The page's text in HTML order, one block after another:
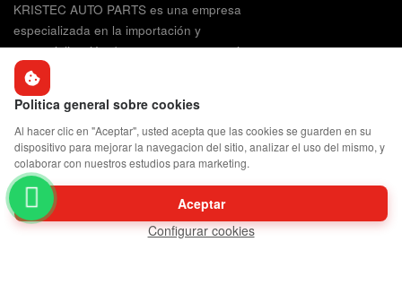
Politica general sobre cookies
Al hacer clic en "Aceptar", usted acepta que las cookies se guarden en su
dispositivo para mejorar la navegacion del sitio, analizar el uso del mismo, y
colaborar con nuestros estudios para marketing.
Aceptar
Configurar cookies
KRISTEC AUTO PARTS es una empresa
especializada en la importación y
comercialización de repuestos, accesorios y
herramientas técnicas para el sector a...
NAVEGACIÓN
Inicio
Nosotros